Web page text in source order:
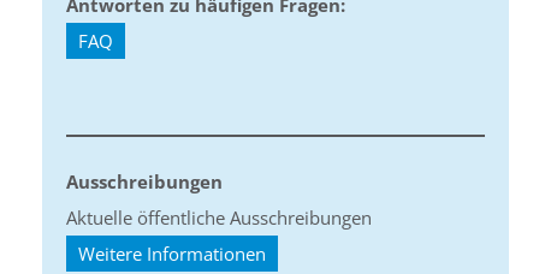
Antworten zu häufigen Fragen:
FAQ
Ausschreibungen
Aktuelle öffentliche Ausschreibungen
Weitere Informationen